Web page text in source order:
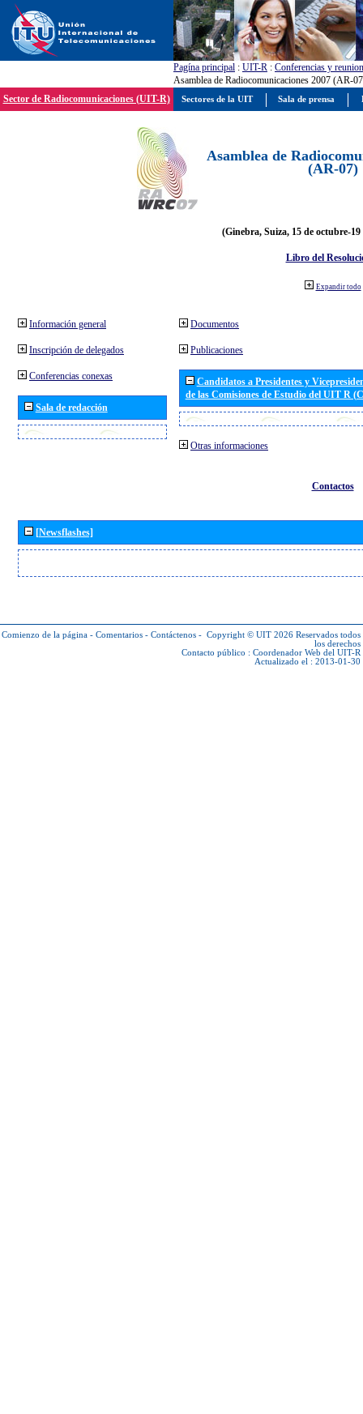
Pagína principal : UIT-R : Conferencias y
Asamblea de Radiocomunicaciones 2007 (AR-
Sector de Radiocomunicaciones (UIT-R)
Asamblea de
(AR-07)
(Ginebra, Suiza, 15 de octubre-19
Libro del
Expandir todo
Información general
Inscripción de delegados
Conferencias conexas
Sala de redacción
Documentos
Publicaciones
Candidatos a Presidentes y
de las Comisiones de Estudio del UIT R
Otras informaciones
Contactos
[Newsflashes]
Comienzo de la página - Comentarios - Contáctenos - Copyright © UIT 2026 Reservados todos
los derechos
Contacto público : Coordenador Web del UIT-R
Actualizado el : 2013-01-30
Sectores de la UIT Sala de prensa